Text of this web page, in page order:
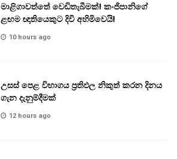
මාළිගාවත්තේ වෙඩිතැබීමක්! කංජිපානිගේ
ළඟම ඥාතියෙකුට දිවි අහිමිවෙයි!
10 hours ago
උසස් පෙළ විභාගය ප්‍රතිඵල නිකුත් කරන දිනය
ගැන දැනුම්දීමක්
12 hours ago